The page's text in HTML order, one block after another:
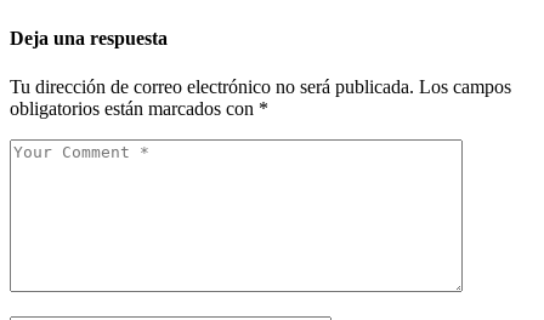
Deja una respuesta
Tu dirección de correo electrónico no será publicada. Los campos
obligatorios están marcados con *